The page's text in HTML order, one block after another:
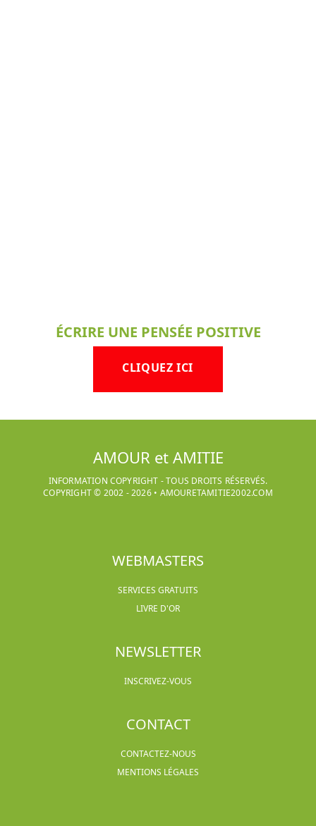
ÉCRIRE UNE PENSÉE POSITIVE
CLIQUEZ ICI
AMOUR et AMITIE
INFORMATION COPYRIGHT - TOUS DROITS RÉSERVÉS.
COPYRIGHT © 2002 -2026• AMOURETAMITIE2002.COM
WEBMASTERS
SERVICES GRATUITS
LIVRE D'OR
NEWSLETTER
INSCRIVEZ-VOUS
CONTACT
CONTACTEZ-NOUS
MENTIONS LÉGALES